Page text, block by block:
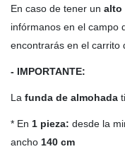
En caso de tener un alto
infórmanos en el campo
encontrarás en el carrito
- IMPORTANTE:
La funda de almohada
* En 1 pieza: desde la
ancho 140 cm